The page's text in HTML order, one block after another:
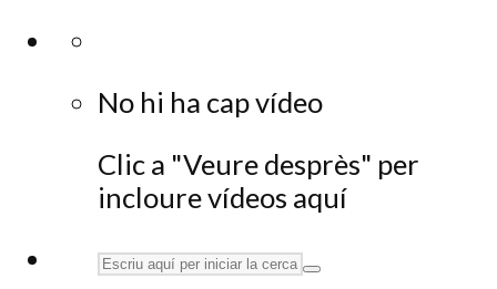
No hi ha cap vídeo
Clic a "Veure desprès" per
incloure vídeos aquí